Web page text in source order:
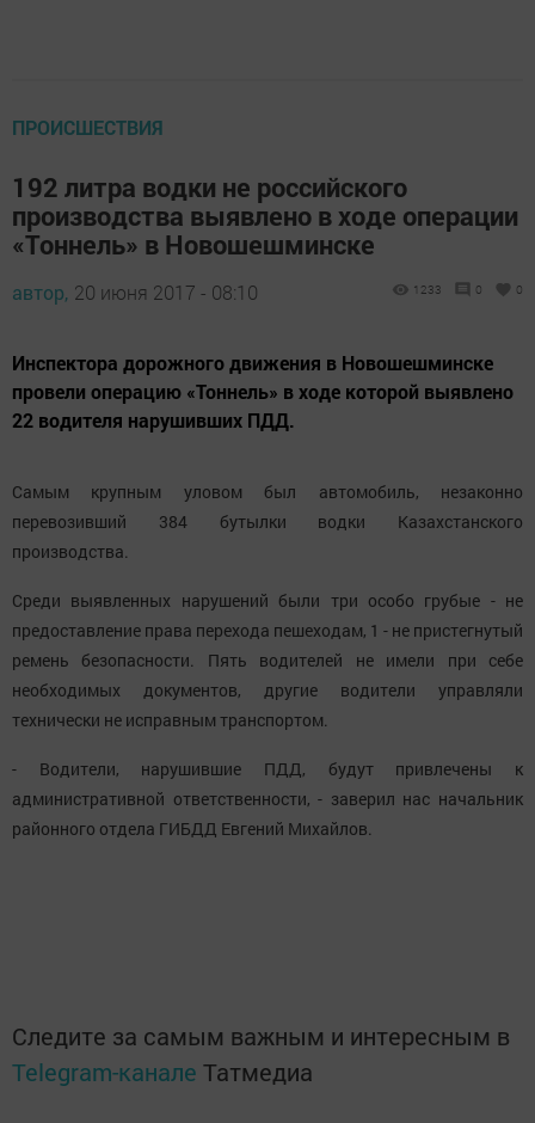
ПРОИСШЕСТВИЯ
192 литра водки не российского
производства выявлено в ходе операции
«Тоннель» в Новошешминске
автор, 20 июня 2017 - 08:10 1233 0 0
Инспектора дорожного движения в Новошешминске
провели операцию «Тоннель» в ходе которой выявлено
22 водителя нарушивших ПДД.
Самым крупным уловом был автомобиль, незаконно
перевозивший 384 бутылки водки Казахстанского
производства.
Среди выявленных нарушений были три особо грубые - не
предоставление права перехода пешеходам, 1 - не пристегнутый
ремень безопасности. Пять водителей не имели при себе
необходимых документов, другие водители управляли
технически не исправным транспортом.
- Водители, нарушившие ПДД, будут привлечены к
административной ответственности, - заверил нас начальник
районного отдела ГИБДД Евгений Михайлов.
Следите за самым важным и интересным в
Telegram-канале Татмедиа